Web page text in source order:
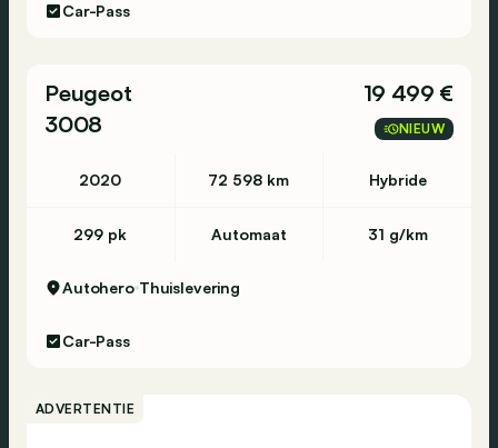
Car-Pass
Peugeot
3008
19 499 €
NIEUW
2020 72 598 km Hybride
299 pk Automaat 31 g/km
Autohero Thuislevering
Car-Pass
ADVERTENTIE